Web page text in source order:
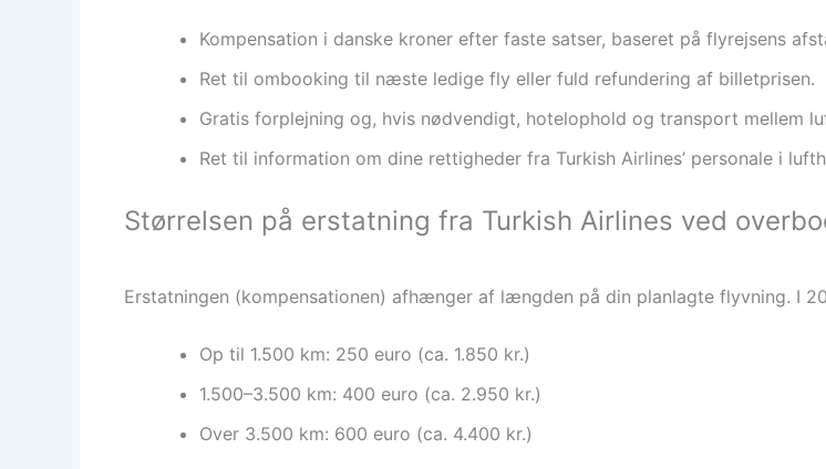
Kompensation i danske kroner efter faste satser, baseret på flyrejsens
Ret til ombooking til næste ledige fly eller fuld refundering af billetprisen.
Gratis forplejning og, hvis nødvendigt, hotelophold og transport mellem
Ret til information om dine rettigheder fra Turkish Airlines’ personale i
Størrelsen på erstatning fra Turkish Airlines ved
Erstatningen (kompensationen) afhænger af længden på din planlagte flyvning. I
Op til 1.500 km: 250 euro (ca. 1.850 kr.)
1.500–3.500 km: 400 euro (ca. 2.950 kr.)
Over 3.500 km: 600 euro (ca. 4.400 kr.)